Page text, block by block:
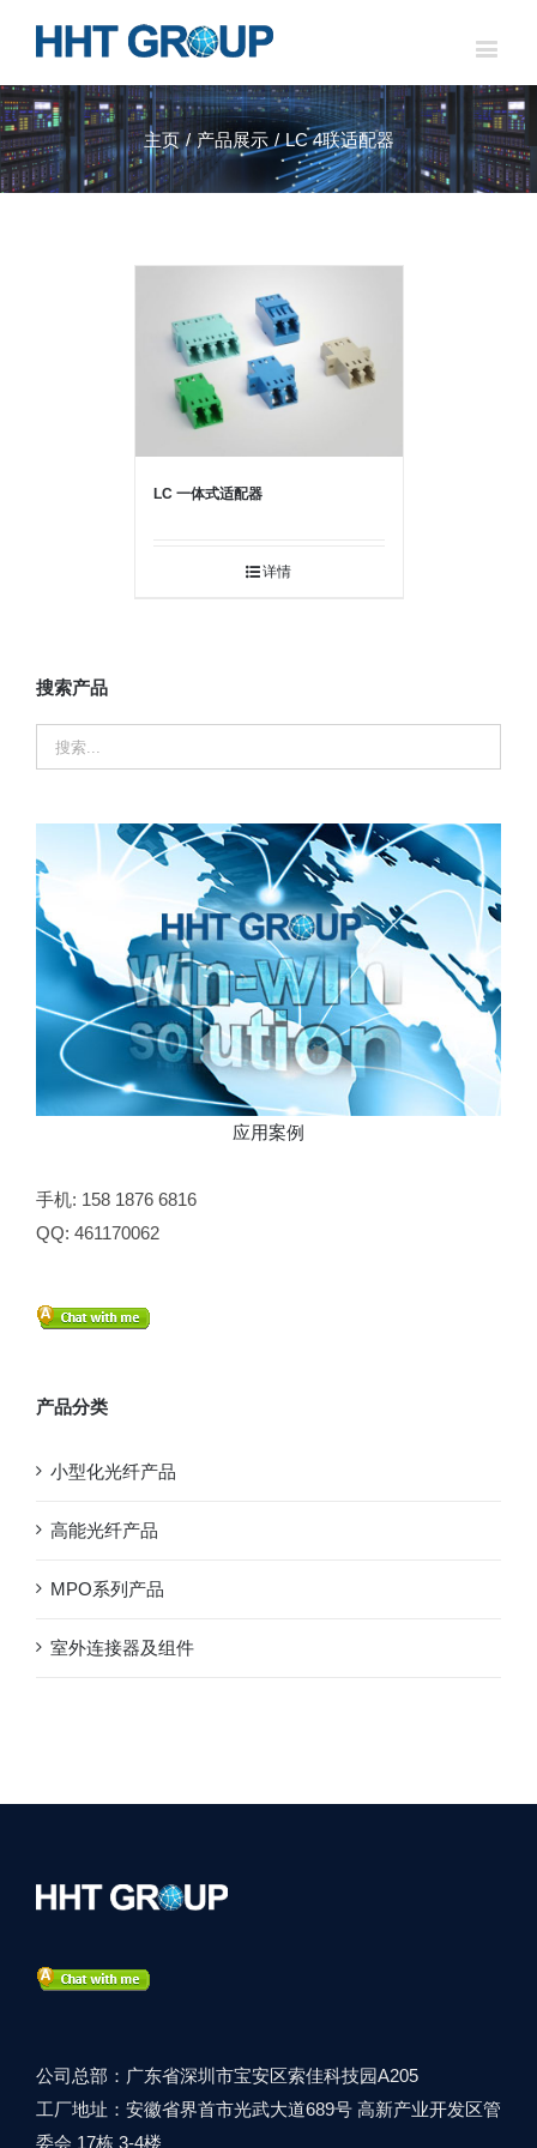
主页 / 产品展示 / LC 4联适配器
LC 一体式适配器
详情
搜索产品
应用案例
手机: 158 1876 6816
QQ: 461170062
产品分类
小型化光纤产品
高能光纤产品
MPO系列产品
室外连接器及组件
公司总部：广东省深圳市宝安区索佳科技园A205
工厂地址：安徽省界首市光武大道689号 高新产业开发区管
委会 17栋 3-4楼